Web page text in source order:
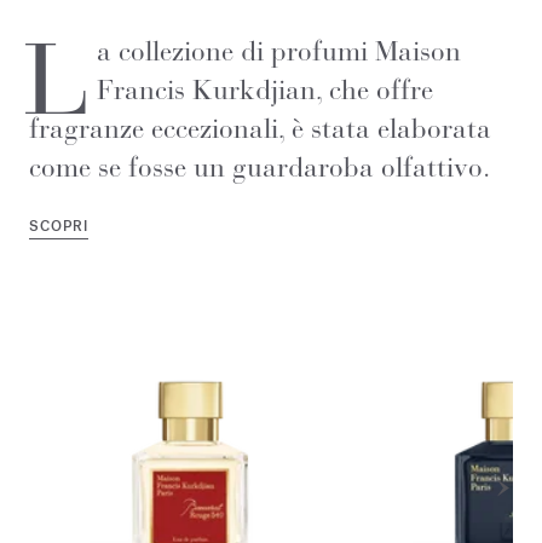
L a collezione di profumi Maison
Francis Kurkdjian, che offre
fragranze eccezionali, è stata elaborata
come se fosse un guardaroba olfattivo.
SCOPRI